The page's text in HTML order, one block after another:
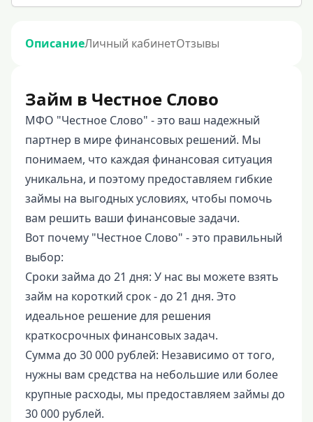
ОписаниеЛичный кабинетОтзывы
Займ в Честное Слово
МФО "Честное Слово" - это ваш надежный
партнер в мире финансовых решений. Мы
понимаем, что каждая финансовая ситуация
уникальна, и поэтому предоставляем гибкие
займы на выгодных условиях, чтобы помочь
вам решить ваши финансовые задачи.
Вот почему "Честное Слово" - это правильный
выбор:
Сроки займа до 21 дня: У нас вы можете взять
займ на короткий срок - до 21 дня. Это
идеальное решение для решения
краткосрочных финансовых задач.
Сумма до 30 000 рублей: Независимо от того,
нужны вам средства на небольшие или более
крупные расходы, мы предоставляем займы до
30 000 рублей.